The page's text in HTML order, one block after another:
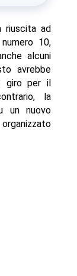
ad
10,
alcuni
avrebbe
giro per il
la
un nuovo